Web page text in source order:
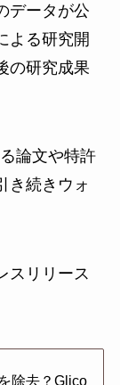
データが公
よる研究開
の研究成果
論文や特許
き続きウォ
スリリース
除去？Glico